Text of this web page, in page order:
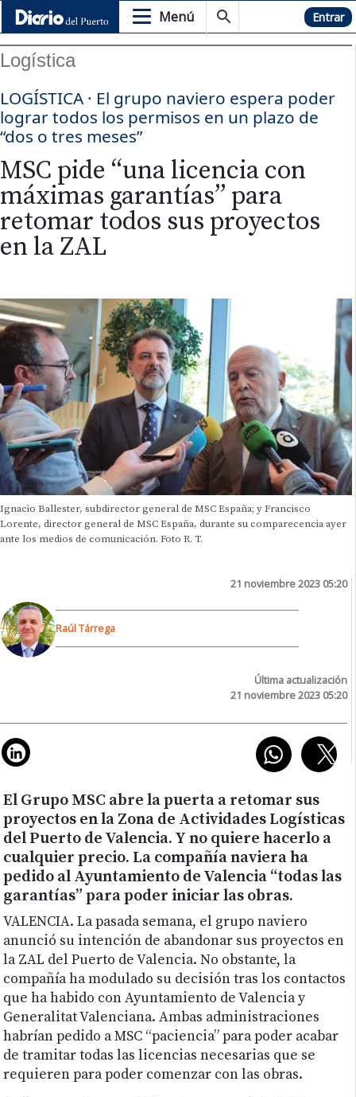
Menú Hemeroteca Entrar
Logística
LOGÍSTICA · El grupo naviero espera poder
lograr todos los permisos en un plazo de
“dos o tres meses”
MSC pide “una licencia con
máximas garantías” para
retomar todos sus proyectos
en la ZAL
Ignacio Ballester, subdirector general de MSC España; y Francisco
Lorente, director general de MSC España, durante su comparecencia ayer
ante los medios de comunicación. Foto R. T.
21 noviembre 2023 05:20
Raúl Tárrega
Última actualización
21 noviembre 2023 05:20
El Grupo MSC abre la puerta a retomar sus
proyectos en la Zona de Actividades Logísticas
del Puerto de Valencia. Y no quiere hacerlo a
cualquier precio. La compañía naviera ha
pedido al Ayuntamiento de Valencia “todas las
garantías” para poder iniciar las obras.
VALENCIA. La pasada semana, el grupo naviero
anunció su intención de abandonar sus proyectos en
la ZAL del Puerto de Valencia. No obstante, la
compañía ha modulado su decisión tras los contactos
que ha habido con Ayuntamiento de Valencia y
Generalitat Valenciana. Ambas administraciones
habrían pedido a MSC “paciencia” para poder acabar
de tramitar todas las licencias necesarias que se
requieren para poder comenzar con las obras.